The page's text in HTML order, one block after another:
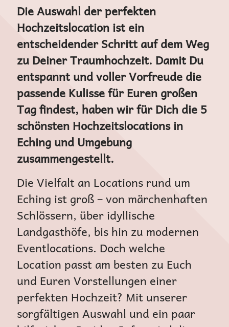
Die Auswahl der perfekten
Hochzeitslocation ist ein
entscheidender Schritt auf dem Weg
zu Deiner Traumhochzeit. Damit Du
entspannt und voller Vorfreude die
passende Kulisse für Euren großen
Tag findest, haben wir für Dich die 5
schönsten Hochzeitslocations in
Eching und Umgebung
zusammengestellt.
Die Vielfalt an Locations rund um
Eching ist groß – von märchenhaften
Schlössern, über idyllische
Landgasthöfe, bis hin zu modernen
Eventlocations. Doch welche
Location passt am besten zu Euch
und Euren Vorstellungen einer
perfekten Hochzeit? Mit unserer
sorgfältigen Auswahl und ein paar